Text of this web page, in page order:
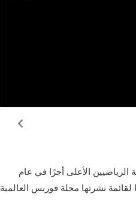
قائمة الرياضيين الأعلى أجرًا في عام
وفقًا لقائمة نشرتها مجلة فوربس العالمية